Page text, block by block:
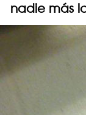
nadie más